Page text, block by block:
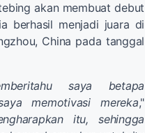
akan membuat debut
berhasil menjadi juara di
China pada tanggal
saya betapa
memotivasi mereka,"
itu, sehingga